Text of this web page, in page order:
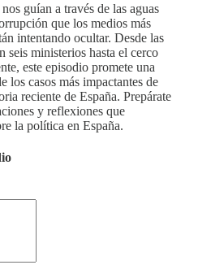
guían a través de las aguas
que los medios más
intentando ocultar. Desde las
seis ministerios hasta el cerco
este episodio promete una
los casos más impactantes de
reciente de España. Prepárate
y reflexiones que
la política en España.